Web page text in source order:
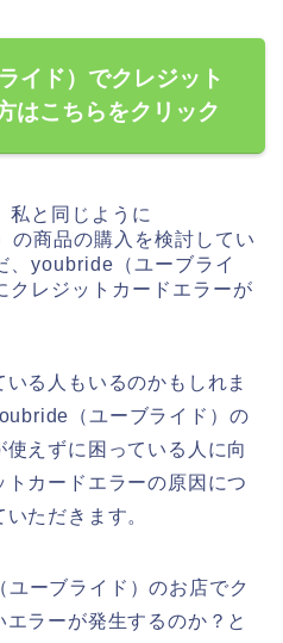
イド）でクレジット
はこちらをクリック
私と同じように
の商品の購入を検討してい
、youbride（ユーブライ
クレジットカードエラーが
る人もいるのかもしれま
（ユーブライド）の
えずに困っている人に向
カードエラーの原因につ
ただきます。
ーブライド）のお店でク
ラーが発生するのか？と